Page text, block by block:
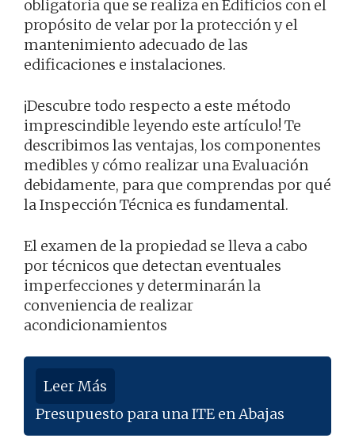
obligatoria que se realiza en Edificios con el
propósito de velar por la protección y el
mantenimiento adecuado de las
edificaciones e instalaciones.
¡Descubre todo respecto a este método
imprescindible leyendo este artículo! Te
describimos las ventajas, los componentes
medibles y cómo realizar una Evaluación
debidamente, para que comprendas por qué
la Inspección Técnica es fundamental.
El examen de la propiedad se lleva a cabo
por técnicos que detectan eventuales
imperfecciones y determinarán la
conveniencia de realizar
acondicionamientos
Leer Más
Presupuesto para una ITE en Abajas